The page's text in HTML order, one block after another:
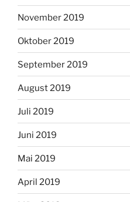
November 2019
Oktober 2019
September 2019
August 2019
Juli 2019
Juni 2019
Mai 2019
April 2019